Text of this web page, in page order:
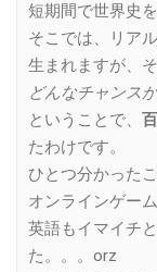
短期間で世界史
そこでは、リア
生まれますが、
どんなチャンス
ということで、
たわけです。
ひとつ分かった
オンラインゲー
英語もイマイチ
た。。。orz